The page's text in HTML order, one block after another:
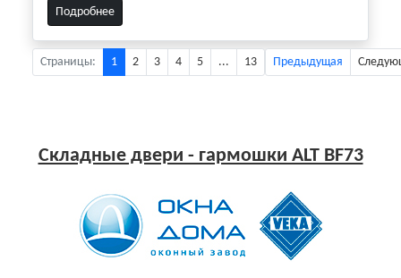
Подробнее
Страницы: 1 2 3 4 5 ... 13 Предыдущая
Складные двери - гармошки ALT BF73